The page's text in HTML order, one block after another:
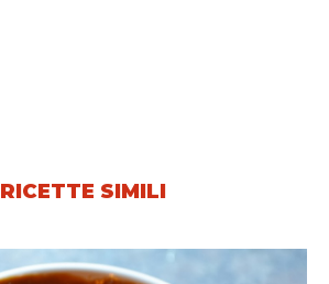
RICETTE SIMILI